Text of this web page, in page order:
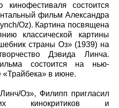
кинофестиваля состоится
фильм Александра
Oz). Картина посвящена
классической картины
страны Оз» (1939) на
Дэвида Линча.
состоится на нью-
«Трайбека» в июне.
Оз», Филипп пригласил
кинокритиков и